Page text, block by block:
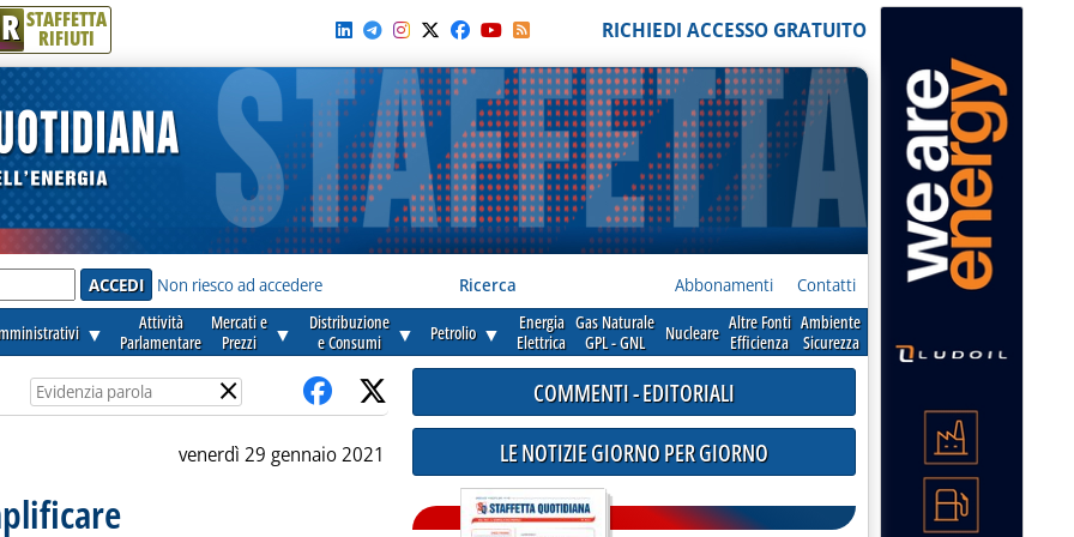
R STAFFETTA
RIFIUTI RICHIEDI ACCESSO GRATUITO
Non riesco ad accedere Ricerca Abbonamenti Contatti
▼
Attività
Parlamentare
Mercati e
Prezzi
▼
Distribuzione
e Consumi
▼ Petrolio ▼
Energia
Elettrica
Gas Naturale
GPL - GNL
Nucleare Altre Fonti
Efficienza
Ambiente
Sicurezza
×
venerdì 29 gennaio 2021
COMMENTI - EDITORIALI
LE NOTIZIE GIORNO PER GIORNO